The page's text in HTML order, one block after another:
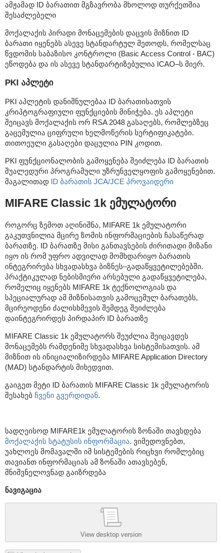
ამჟამად ID ბარათით მგზავრობა მხოლოდ თურქეთშია
შესაძლებელი
მოქალაქის პირადი მონაცემების დაცვის მიზნით ID
ბარათი იყენებს ასევე სტანდარტულ მეთოდს, რომელსაც
წვდომის საბაზისო კონტროლი (Basic Access Control - BAC)
ეწოდება და ის ასევე სტანდარტიზებულია ICAO–ს მიერ.
PKI აპლეტი
PKI აპლეტის დანიშნულებაა ID ბარათისათვის
კრიპტოგრაფიული ფუნქციების მინიჭება. ეს აპლეტი
შეიცავს მოქალაქის ორ RSA 2048 გასაღებს, რომლებზეც
გაცემულია ციფრული ხელმოწერის სერტიფიკატები.
თითოეული გასაღები დაცულია PIN კოდით.
PKI ფუნქციონალობის გამოყენება შეიძლება ID ბარათის
შუალედური პროგრამული უზრუნველყოფის გამოყენებით.
მაგალითად ID ბარათის JCA/JCE პროვაიდერი
MIFARE Classic 1k ემულატორი
როგორც ზემოთ აღინიშნა, MIFARE 1k ემულატორი
გაკუთვნილია მცირე ზომის ინფორმაციების ჩასაწერად
ბარათზე. ID ბარათზე მისი განთავსების ძირითადი მიზანი
იყო ის რომ უფრო ადვილად მომხდარიყო ბარათის
ინტეგრირება სხვადასხვა ბიზნეს–გადაწყვეტილებებში.
პრაქტიკულად ნებისმიერი არსებული გადაწყვეტილება,
რომელიც იყენებს MIFARE 1k ტექნოლოგიას და
სპეციალურად ამ მიზნისათვის გამოცემულ ბარათებს,
მცირეოდენი ძალისხმევის შემდეგ შეიძლება
დაინტეგრირდეს პირდაპირ ID ბარათზე
MIFARE Classic 1k ემულატორს შეუძლია შეიცავდეს
მონაცემებს რამდენიმე სხვადასხვა სისტემისათვის. ამ
მიზნით ის ინიციალიზირდება MIFARE Application Directory
(MAD) სტანდარტის მიხედვით.
გაიგეთ მეტი ID ბარათის MIFARE Classic 1k ემულატორის
შესახებ ჩვენი გვერდიდან.
სადღეისოდ MIFARE1k ემულატორის ზონაში თავსდება
მოქალაქის სტატუსის ინფორმაცია. ვიმედოვნებთ,
უახლოეს მომავალში იმ სისტემების რიცხვი რომლებიც
თავიანთ ინფორმაციას ამ ზონაში ათავსებენ,
მნიშვნელოვნად გაიზრდება
ნავიგაცია
View desktop version